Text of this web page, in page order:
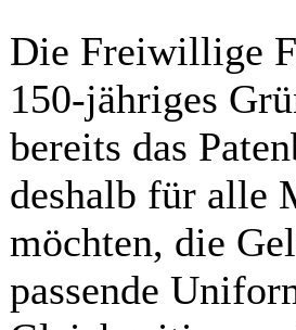
Die Freiwillige
150-jähriges
bereits das
deshalb für alle
möchten, die
passende